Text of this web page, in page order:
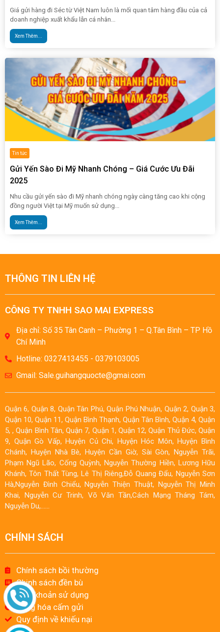
Giá gửi hàng đi Séc từ Việt Nam luôn là mối quan tâm hàng đầu của cả
doanh nghiệp xuất khẩu lẫn cá nhân...
Xem Thêm...
Tin tức
Gửi Yến Sào Đi Mỹ Nhanh Chóng – Giá Cước Ưu Đãi
2025
Nhu cầu gửi yến sào đi Mỹ nhanh chóng ngày càng tăng cao khi cộng
đồng người Việt tại Mỹ muốn sử dụng...
Xem Thêm...
THÔNG TIN LIÊN HỆ
CÔNG TY TNHH SAO MAI EXPRESS
Địa chỉ: Số 35 Tân Canh – Phường 1 – Q.Tân Bình – TP Hồ
Chí Minh
Hotline: 0327413455 - 0379103005
Gmail: Sale.guihangquocte@gmai.com
Quận 6, Quận 8, Quận Tân Phú, Quận Phú Nhuận, Quận 2, Quận 3,
Quận 10, Quận 11, Quận Bình Thạnh, Quận Tân Bình, Quận 4, Quận
5, , Quận Bình Tân, Quận 7, Quận 1, Quận 12, Quận Thủ Đức, Quận
9, Quận Gò Vấp, Huyện Củ Chi, Huyện Hóc Môn, Huyện Bình
Chánh, Huyện Nhà Bè, Huyện Cần Giờ, Sài Gòn, Nguyễn Trãi,
Phạm Ngũ Lão, Cống Quỳnh, Nguyễn Thường Hiền, Lương Hữu
Khánh, Tôn Thất Tùng, Lê Thị Riêng,Đỗ Quang Đẩu, Nguyễn Sơn
Hà,Nguyễn Đình Chiểu, Nguyễn Thiện Thuật, Nguyễn Thị Minh
Khai, Nguyễn Cư Trinh, Võ Văn Tần,Cách Mạng Tháng Tám,
Nguyễn Du,……
CHÍNH SÁCH
Chính sách bồi thường
Chinh sách đền bù
Điều khoản sử dụng
Hàng hóa cấm gửi
Quy định về khiếu nại